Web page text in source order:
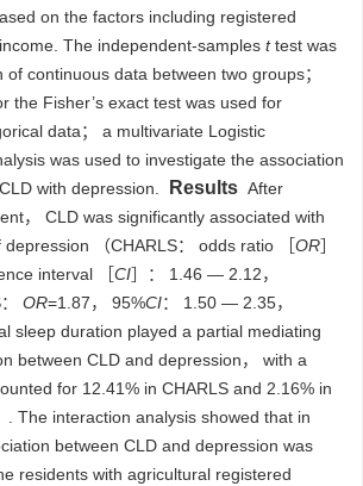
on the factors including registered
The independent-samples ttest was
continuous data between two groups；
the Fisher’s exact test was used for
data； a multivariate Logistic
was used to investigate the association
with depression.
Results After
， CLD was significantly associated with
（CHARLS： odds ratio ［ OR］
interval ［ CI］： 1.46 — 2.12，
OR=1.87， 95%CI： 1.50 — 2.35，
sleep duration played a partial mediating
between CLD and depression， with a
for 12.41% in CHARLS and 2.16% in
. The interaction analysis showed that in
between CLD and depression was
residents with agricultural registered